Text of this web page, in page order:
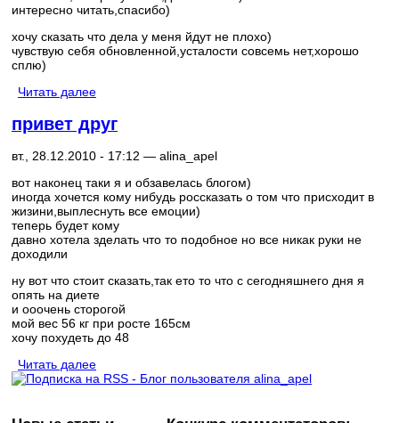
интересно читать,спасибо)
хочу сказать что дела у меня йдут не плохо)
чувствую себя обновленной,усталости совсемь нет,хорошо
сплю)
Читать далее
привет друг
вт., 28.12.2010 - 17:12 — alina_apel
вот наконец таки я и обзавелась блогом)
иногда хочется кому нибудь россказать о том что присходит в
жизини,выплеснуть все емоции)
теперь будет кому
давно хотела зделать что то подобное но все никак руки не
доходили
ну вот что стоит сказать,так ето то что с сегодняшнего дня я
опять на диете
и ооочень сторогой
мой вес 56 кг при росте 165см
хочу похудеть до 48
Читать далее